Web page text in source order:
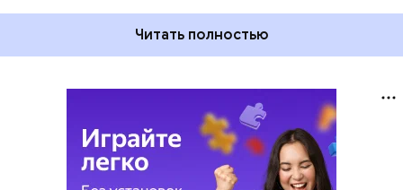
Читать полностью